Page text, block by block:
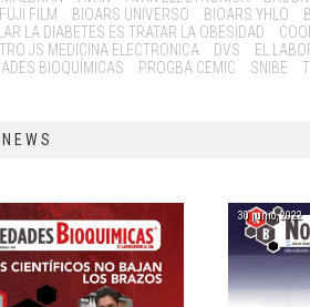
FILM BIOARS UNIVERSO BIOARS YHLO
LA DIABETES ES TRATAR LA OBESIDAD
JS MEDICINA ELECTRONICA DVS EL
BIOQUÍMICAS PROGBA CEMIC SNIBE
30 junio, 2022